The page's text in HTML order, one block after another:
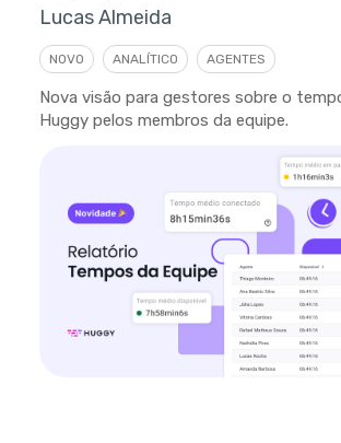
Lucas Almeida
NOVO ANALÍTICO AGENTES
Nova visão para gestores sobre o
Huggy pelos membros da equipe.